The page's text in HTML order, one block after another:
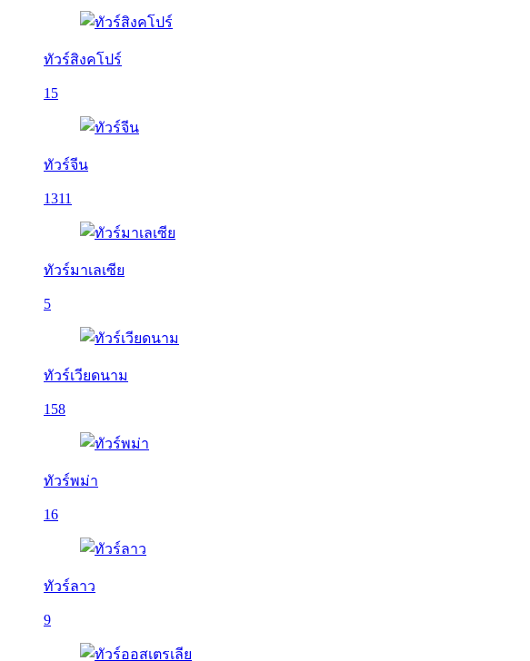
ทัวร์สิงคโปร์
15
ทัวร์จีน
1311
ทัวร์มาเลเซีย
5
ทัวร์เวียดนาม
158
ทัวร์พม่า
16
ทัวร์ลาว
9